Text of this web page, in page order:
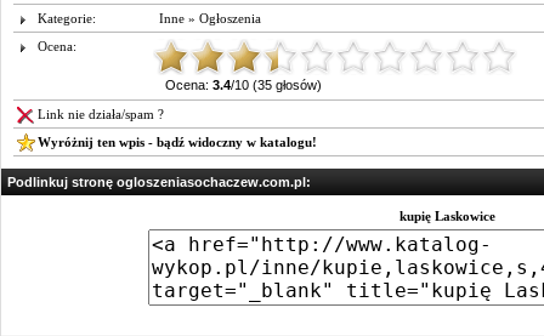
Kategorie:
Inne » Ogłoszenia
Ocena:
Ocena: 3.4/10 (35 głosów)
Link nie działa/spam ?
Wyróżnij ten wpis - bądź widoczny w katalogu!
Podlinkuj stronę ogloszeniasochaczew.com.pl:
kupię Laskowice